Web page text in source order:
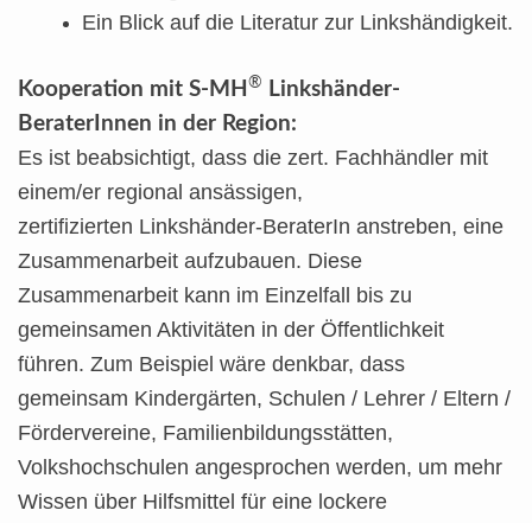
Ein Blick auf die Literatur zur Linkshändigkeit.
Kooperation mit S-MH ®
Linkshänder-
BeraterInnen in der Region:
Es ist beabsichtigt, dass die zert. Fachhändler mit
einem/er regional ansässigen,
zertifizierten Linkshänder-BeraterIn anstreben, eine
Zusammenarbeit aufzubauen. Diese
Zusammenarbeit kann im Einzelfall bis zu
gemeinsamen Aktivitäten in der Öffentlichkeit
führen. Zum Beispiel wäre denkbar, dass
gemeinsam Kindergärten, Schulen / Lehrer / Eltern /
Fördervereine, Familienbildungsstätten,
Volkshochschulen angesprochen werden, um mehr
Wissen über Hilfsmittel für eine lockere